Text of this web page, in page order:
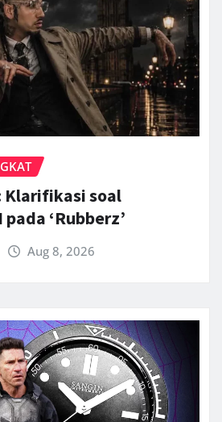
Klarifikasi soal
‘Rubberz’
Aug 8, 2026